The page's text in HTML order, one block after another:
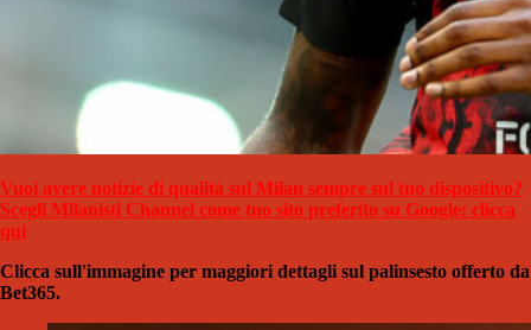
Vuoi avere notizie di qualità sul Milan sempre sul tuo dispositivo?
Scegli Milanisti Channel come tuo sito preferito su Google: clicca
qui
Clicca sull'immagine per maggiori dettagli sul palinsesto offerto da
Bet365.